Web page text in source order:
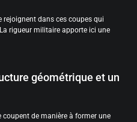
rejoignent dans ces coupes qui
rigueur militaire apporte ici une
géométrique et un
coupent de manière à former une